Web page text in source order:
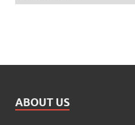
ABOUT US